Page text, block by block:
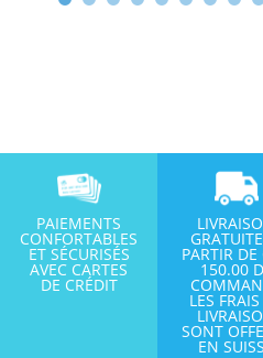
PAIEMENTS
CONFORTABLES
ET SÉCURISÉS
AVEC CARTES
DE CRÉDIT
PARTIR DE
150.00
LES
SONT
EN